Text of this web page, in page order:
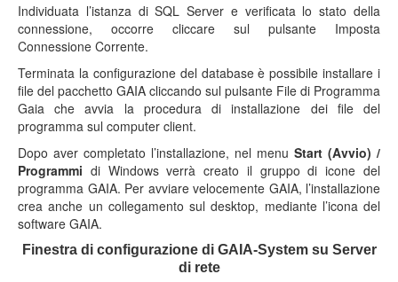
Individuata l’istanza di SQL Server e verificata lo stato della
connessione, occorre cliccare sul pulsante Imposta
Connessione Corrente.
Terminata la configurazione del database è possibile installare i
file del pacchetto GAIA cliccando sul pulsante File di Programma
Gaia che avvia la procedura di installazione dei file del
programma sul computer client.
Dopo aver completato l’installazione, nel menu Start (Avvio) /
Programmi di Windows verrà creato il gruppo di icone del
programma GAIA. Per avviare velocemente GAIA, l’installazione
crea anche un collegamento sul desktop, mediante l’icona del
software GAIA.
Finestra di configurazione di GAIA-System su Server
di rete